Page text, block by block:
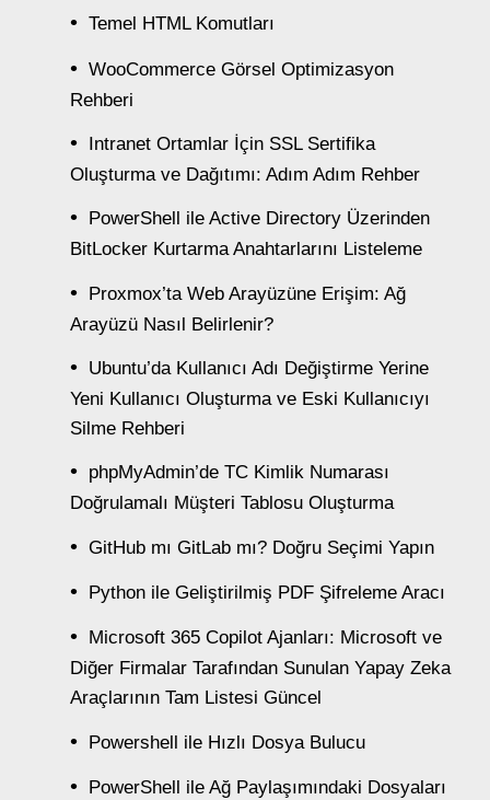
Temel HTML Komutları
WooCommerce Görsel Optimizasyon
Rehberi
Intranet Ortamlar İçin SSL Sertifika
Oluşturma ve Dağıtımı: Adım Adım Rehber
PowerShell ile Active Directory Üzerinden
BitLocker Kurtarma Anahtarlarını Listeleme
Proxmox’ta Web Arayüzüne Erişim: Ağ
Arayüzü Nasıl Belirlenir?
Ubuntu’da Kullanıcı Adı Değiştirme Yerine
Yeni Kullanıcı Oluşturma ve Eski Kullanıcıyı
Silme Rehberi
phpMyAdmin’de TC Kimlik Numarası
Doğrulamalı Müşteri Tablosu Oluşturma
GitHub mı GitLab mı? Doğru Seçimi Yapın
Python ile Geliştirilmiş PDF Şifreleme Aracı
Microsoft 365 Copilot Ajanları: Microsoft ve
Diğer Firmalar Tarafından Sunulan Yapay Zeka
Araçlarının Tam Listesi Güncel
Powershell ile Hızlı Dosya Bulucu
PowerShell ile Ağ Paylaşımındaki Dosyaları